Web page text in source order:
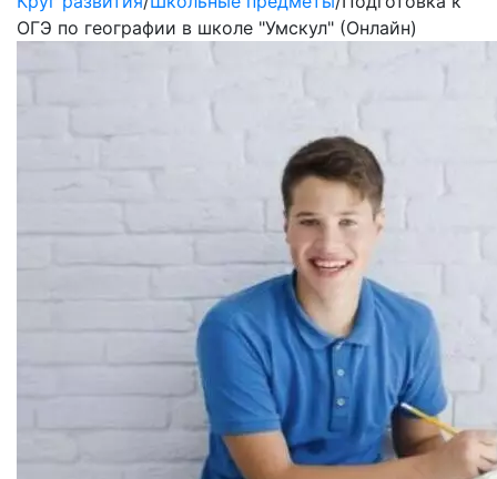
ОГЭ по географии в школе "Умскул" (Онлайн)